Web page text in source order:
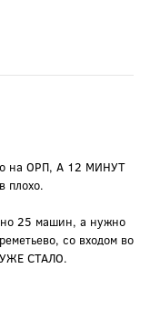
на ОРП, А 12 МИНУТ
плохо.
25 машин, а нужно
со входом во
СТАЛО.